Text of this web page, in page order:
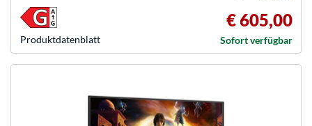
Produkt­datenblatt
€ 605,00
Sofort verfügbar